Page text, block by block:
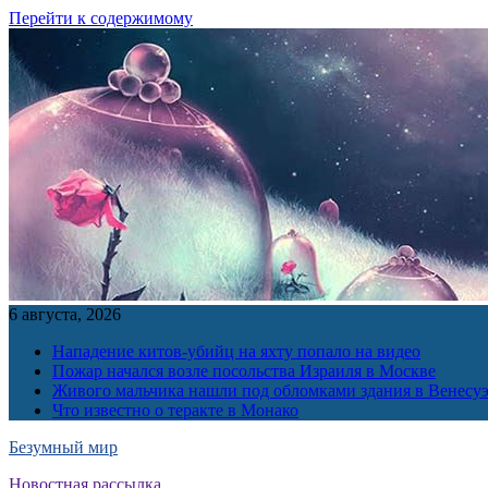
Перейти к содержимому
6 августа, 2026
Нападение китов-убийц на яхту попало на видео
Пожар начался возле посольства Израиля в Москве
Живого мальчика нашли под обломками здания в
Что известно о теракте в Монако
Безумный мир
Новостная рассылка